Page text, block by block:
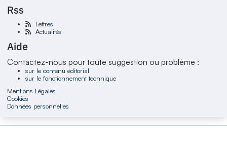
Rss
Lettres
Actualités
Aide
Contactez-nous pour toute suggestion ou problème :
sur le contenu éditorial
sur le fonctionnement technique
Mentions Légales
Cookies
Données personnelles